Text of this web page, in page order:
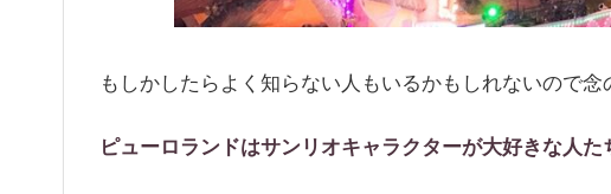
もしかしたらよく知らない人もいるかもしれないので念
ピューロランドはサンリオキャラクターが大好きな人た